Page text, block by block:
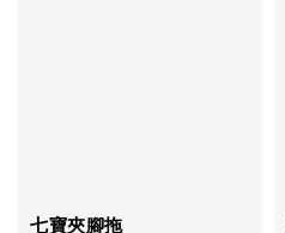
七寶夾腳拖